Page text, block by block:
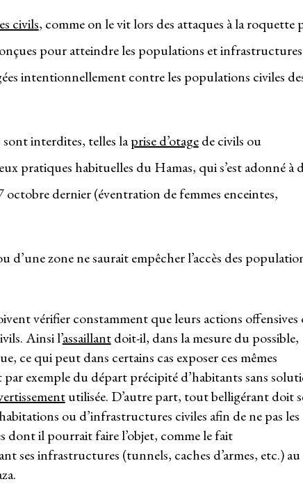
civils, comme on le vit lors des attaques à la roquette
pour atteindre les populations et infrastructures
intentionnellement contre les populations civiles
interdites, telles laprise d’otagede civils ou
pratiques habituelles du Hamas, qui s’est adonné à
octobre dernier (éventration de femmes enceintes,
d’une zone ne saurait empêcher l’accès des
vérifier constamment que leurs actions offensives
Ainsi l’assaillantdoit-il, dans la mesure du possible,
ce qui peut dans certains cas exposer ces mêmes
exemple du départ précipité d’habitants sans
utilisée. D’autre part, tout belligérant doit
ou d’infrastructures civiles afin de ne pas les
dont il pourrait faire l’objet, comme le fait
ses infrastructures (tunnels, caches d’armes, etc.) au